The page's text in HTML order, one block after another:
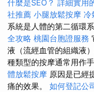
什麼是SEO？ 詳細實用
社推薦 小腿放鬆按摩 冷
系統是人體的第二循環
全攻略 桃園台胞證服務
液（流經血管的組織液
種類型的按摩通常用作
體放鬆按摩 原因是已經
痛的效果。 如何登記公